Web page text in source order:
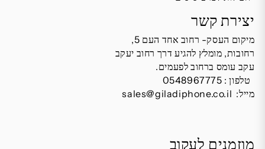
יצירת קשר
מיקום העסק- רחוב אחד העם 5,
רחובות, מומלץ להגיע דרך רחוב יעקב
עקב עומס ברחוב לפעמים.
טלפון : 0548967775
מייל: sales@giladiphone.co.il
מוזמנים לעקוב